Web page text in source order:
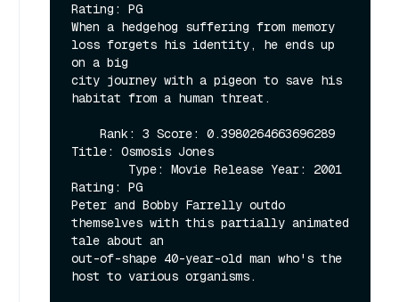
Rating: PG
When a hedgehog suffering from memory
loss forgets his identity, he ends up
on a big
city journey with a pigeon to save his
habitat from a human threat.
Title: Osmosis Jones
Rating: PG
Peter and Bobby Farrelly outdo
themselves with this partially animated
tale about an
out-of-shape 40-year-old man who's the
host to various organisms.